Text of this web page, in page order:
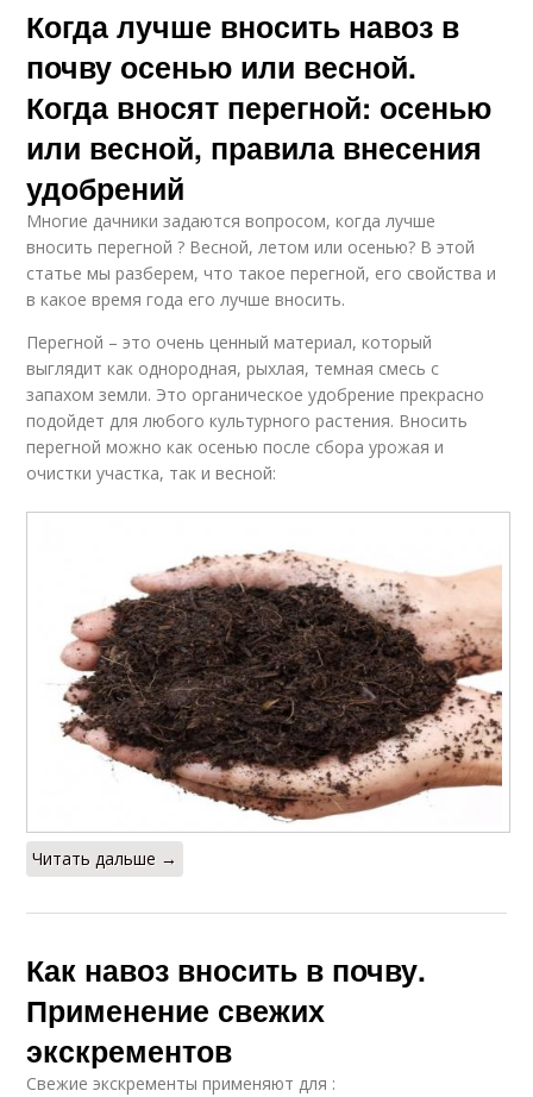
Когда лучше вносить навоз в
почву осенью или весной.
Когда вносят перегной: осенью
или весной, правила внесения
удобрений
Многие дачники задаются вопросом, когда лучше
вносить перегной ? Весной, летом или осенью? В этой
статье мы разберем, что такое перегной, его свойства и
в какое время года его лучше вносить.
Перегной – это очень ценный материал, который
выглядит как однородная, рыхлая, темная смесь с
запахом земли. Это органическое удобрение прекрасно
подойдет для любого культурного растения. Вносить
перегной можно как осенью после сбора урожая и
очистки участка, так и весной:
Читать дальше →
Как навоз вносить в почву.
Применение свежих
экскрементов
Свежие экскременты применяют для :